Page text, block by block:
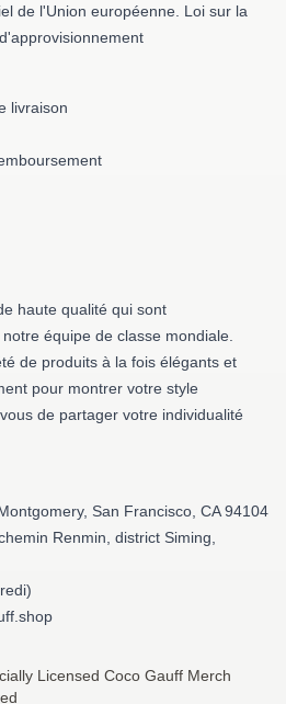
de l'Union européenne. Loi sur la
livraison
haute qualité qui sont
équipe de classe mondiale.
de produits à la fois élégants et
pour montrer votre style
de partager votre individualité
San Francisco, CA 94104
Renmin, district Siming,
Licensed Coco Gauff Merch